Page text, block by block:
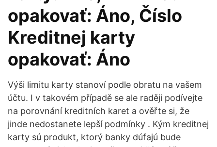
opakovať: Áno, Číslo
Kreditnej karty
opakovať: Áno
Výši limitu karty stanoví podle obratu na vašem
účtu. I v takovém případě se ale raději podívejte
na porovnání kreditních karet a ověřte si, že
jinde nedostanete lepší podmínky . Kým kreditnej
karty sú produkt, ktorý banky dúfajú bude